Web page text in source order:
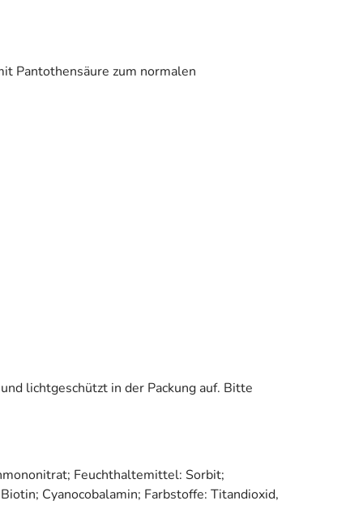
Pantothensäure zum normalen
lichtgeschützt in der Packung auf. Bitte
Feuchthaltemittel: Sorbit;
Cyanocobalamin; Farbstoffe: Titandioxid,